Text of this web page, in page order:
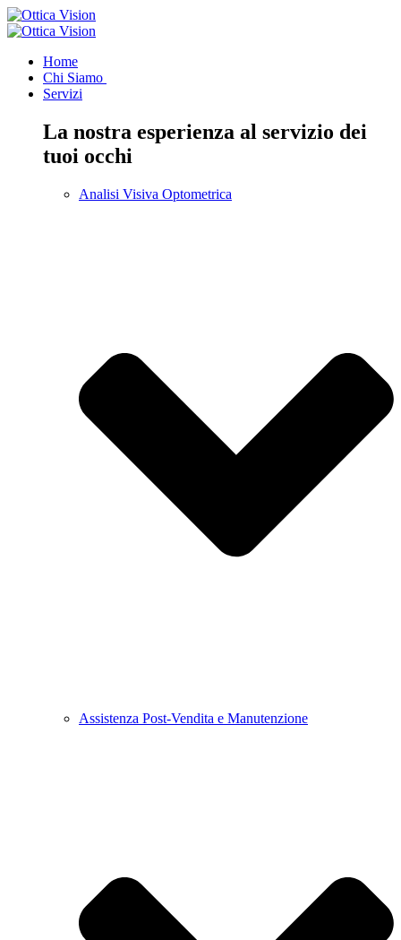
Home
Chi Siamo
Servizi
La nostra esperienza al servizio dei
tuoi occhi
Analisi Visiva Optometrica
Assistenza Post-Vendita e Manutenzione